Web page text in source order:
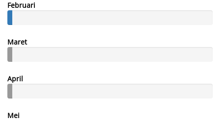
Februari
Maret
April
Mei